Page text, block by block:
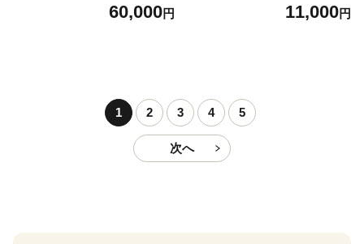
60,000円
北海道、青森、九州、沖縄、
11,000円
1 2 3 4 5
次へ